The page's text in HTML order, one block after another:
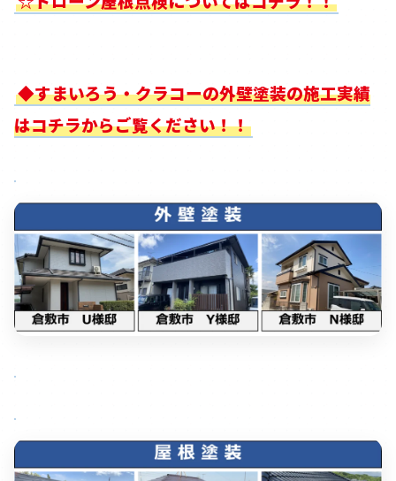
◆すまいろう・クラコーの外壁塗装の施工実績
はコチラからご覧ください！！